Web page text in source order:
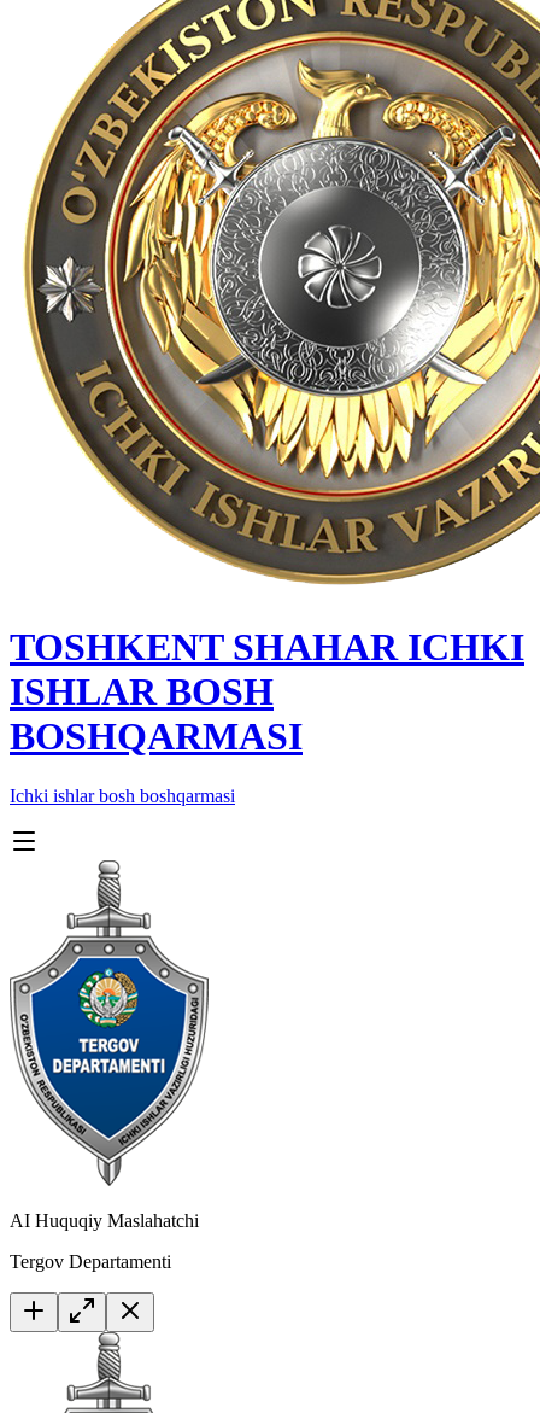
TOSHKENT SHAHAR IСHKI
ISHLAR BOSH
BOSHQARMASI
Ichki ishlar bosh boshqarmasi
AI Huquqiy Maslahatchi
Tergov Departamenti